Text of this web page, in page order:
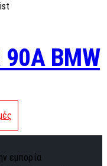
90A BMW
εμπορία